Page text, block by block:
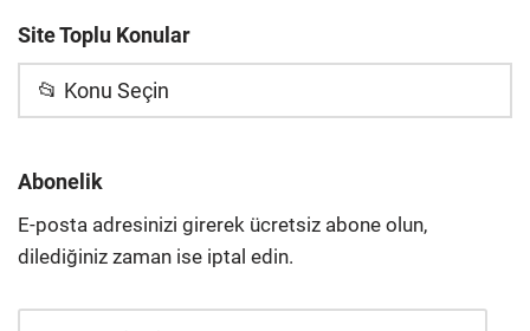
Site Toplu Konular
📂 Konu Seçin
Abonelik
E-posta adresinizi girerek ücretsiz abone olun,
dilediğiniz zaman ise iptal edin.